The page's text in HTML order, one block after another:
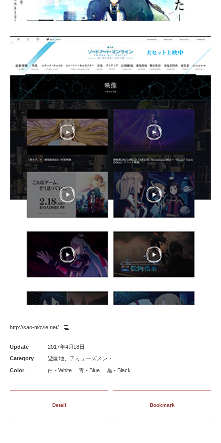
http://sao-movie.net/
Update
2017年4月18日
Category
遊園地、アミューズメント
Color
白 - White 青 - Blue 黒 - Black
Detail Bookmark